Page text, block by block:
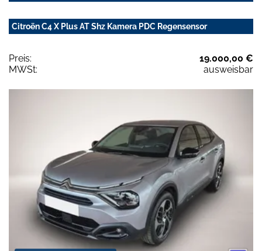
Citroën C4 X Plus AT Shz Kamera PDC Regensensor
Preis:
19.000,00 €
MWSt:
ausweisbar